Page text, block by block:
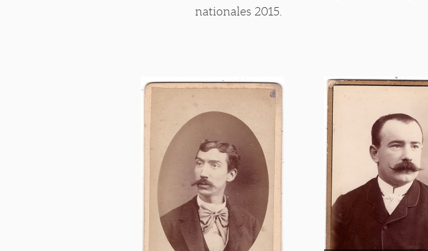
nationales 2015.